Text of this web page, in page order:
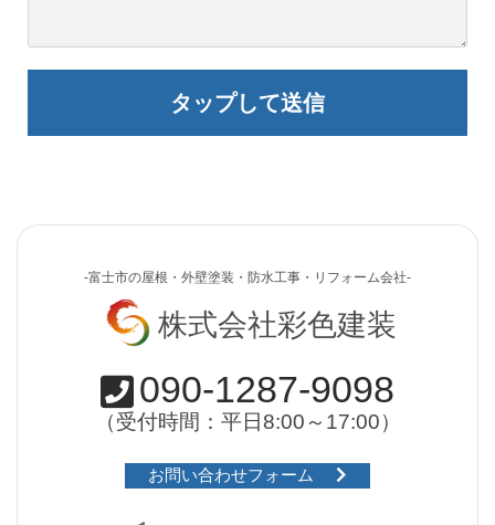
-富士市の屋根・外壁塗装・防水工事・リフォーム会社-
株式会社彩色建装
090-1287-9098
（受付時間：平日8:00～17:00）
お問い合わせフォーム